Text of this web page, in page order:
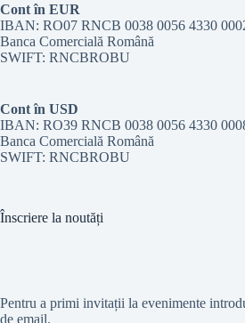
Cont în EUR
IBAN: RO07 RNCB 0038 0056 4330
Banca Comercială Română
SWIFT: RNCBROBU
Cont în USD
IBAN: RO39 RNCB 0038 0056 4330
Banca Comercială Română
SWIFT: RNCBROBU
Înscriere la noutăți
Pentru a primi invitații la evenimente
de email.